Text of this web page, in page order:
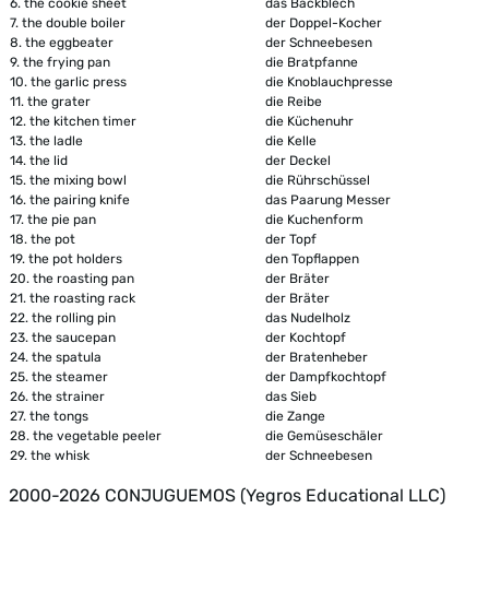
7. the double boiler
der Doppel-Kocher
8. the eggbeater
der Schneebesen
9. the frying pan
die Bratpfanne
10. the garlic press
die Knoblauchpresse
11. the grater
die Reibe
12. the kitchen timer
die Küchenuhr
13. the ladle
die Kelle
14. the lid
der Deckel
15. the mixing bowl
die Rührschüssel
16. the pairing knife
das Paarung Messer
17. the pie pan
die Kuchenform
18. the pot
der Topf
19. the pot holders
den Topflappen
20. the roasting pan
der Bräter
21. the roasting rack
der Bräter
22. the rolling pin
das Nudelholz
23. the saucepan
der Kochtopf
24. the spatula
der Bratenheber
25. the steamer
der Dampfkochtopf
26. the strainer
das Sieb
27. the tongs
die Zange
28. the vegetable peeler
die Gemüseschäler
29. the whisk der Schneebesen
2000-2026 CONJUGUEMOS (Yegros Educational LLC)